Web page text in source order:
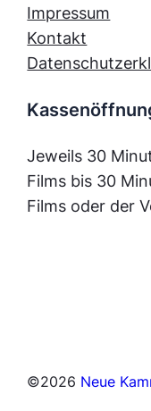
Impressum
Kontakt
Jeweils 30
Films bis 30
Films oder der
©2026 Neue